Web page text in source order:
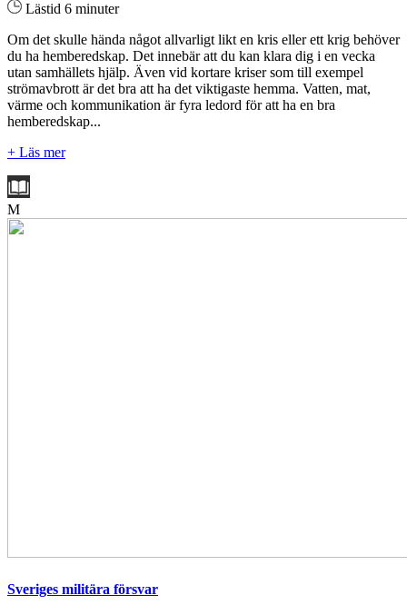
Lästid 6 minuter
Om det skulle hända något allvarligt likt en kris eller ett krig behöver
du ha hemberedskap. Det innebär att du kan klara dig i en vecka
utan samhällets hjälp. Även vid kortare kriser som till exempel
strömavbrott är det bra att ha det viktigaste hemma. Vatten, mat,
värme och kommunikation är fyra ledord för att ha en bra
hemberedskap...
+ Läs mer
M
Sveriges militära försvar